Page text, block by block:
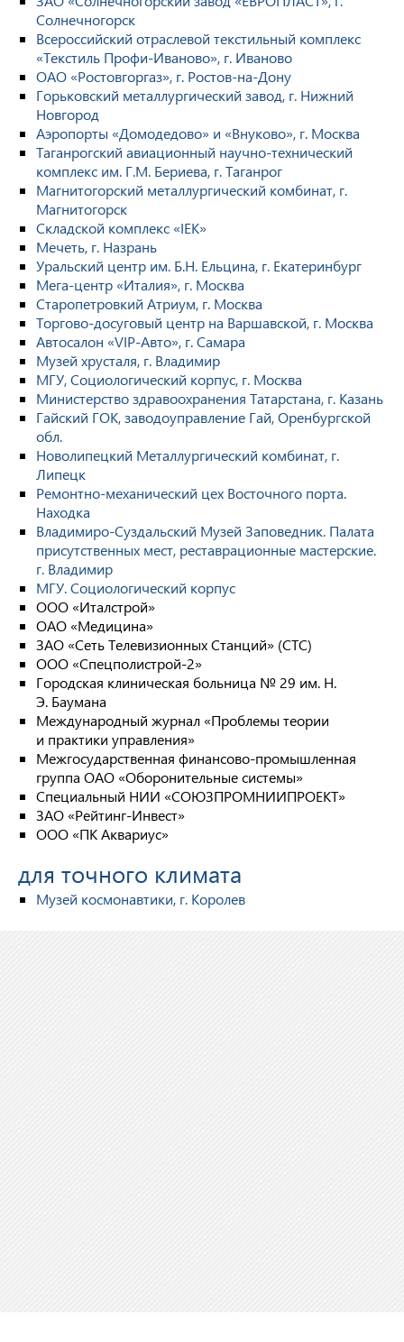
Солнечногорск
Всероссийский отраслевой текстильный комплекс
«Текстиль Профи-Иваново», г. Иваново
ОАО «Ростовгоргаз», г. Ростов-на-Дону
Горьковский металлургический завод, г. Нижний
Новгород
Аэропорты «Домодедово» и «Внуково», г. Москва
Таганрогский авиационный научно-технический
комплекс им. Г.М. Бериева, г. Таганрог
Магнитогорский металлургический комбинат, г.
Магнитогорск
Складской комплекс «IEK»
Мечеть, г. Назрань
Уральский центр им. Б.Н. Ельцина, г. Екатеринбург
Мега-центр «Италия», г. Москва
Старопетровкий Атриум, г. Москва
Торгово-досуговый центр на Варшавской, г. Москва
Автосалон «VIP-Авто», г. Самара
Музей хрусталя, г. Владимир
МГУ, Социологический корпус, г. Москва
Министерство здравоохранения Татарстана, г. Казань
Гайский ГОК, заводоуправление Гай, Оренбургской
обл.
Новолипецкий Металлургический комбинат, г.
Липецк
Ремонтно-механический цех Восточного порта.
Находка
Владимиро-Суздальский Музей Заповедник. Палата
присутственных мест, реставрационные мастерские.
г. Владимир
МГУ. Социологический корпус
ООО «Италстрой»
ОАО «Медицина»
ЗАО «Сеть Телевизионных Станций» (СТС)
ООО «Спецполистрой-2»
Городская клиническая больница № 29 им. Н.
Э. Баумана
Международный журнал «Проблемы теории
и практики управления»
Межгосударственная финансово-промышленная
группа ОАО «Оборонительные системы»
Специальный НИИ «СОЮЗПРОМНИИПРОЕКТ»
ЗАО «Рейтинг-Инвест»
ООО «ПК Аквариус»
для точного климата
Музей космонавтики, г. Королев